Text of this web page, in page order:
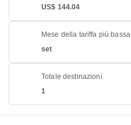
US$ 144.04
Mese della tariffa più bassa
set
Totale destinazioni
1